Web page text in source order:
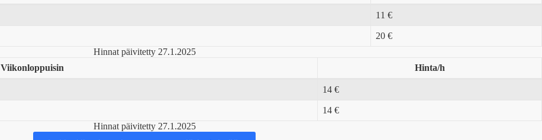
11 €
20 €
Hinnat päivitetty 27.1.2025
Viikonloppuisin
Hinta/h
14 €
14 €
Hinnat päivitetty 27.1.2025